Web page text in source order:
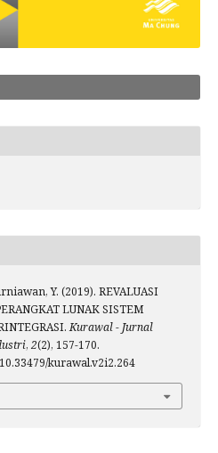
Y. (2019). REVALUASI
LUNAK SISTEM
Kurawal - Jurnal
, 2(2), 157-170.
kurawal.v2i2.264